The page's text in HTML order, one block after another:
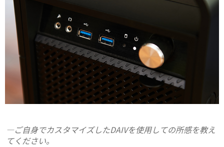
―ご自身でカスタマイズしたDAIVを使用しての所感を教え
てください。